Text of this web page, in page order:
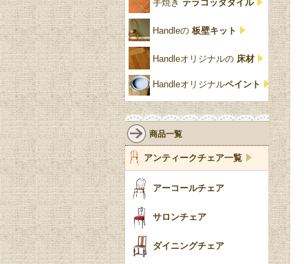
仏壇おしゃれ
靴箱収納
スリッパ収納
壁掛け家具
パーテーション・間
仕切り
ガーデンファニチャ
ミッドセンチュリー
アールデコ
黒・ブラック
パイクラスト
脚のモチーフ一覧
ターニングレッグ
バルボスレッグ
ボビンターニング
ツイスト
ジェニファーテイラー
チェスターフィールド
リリパットレーン
アングルポイズ
ウォーカー＆ホール
手焼き テラコッタタイル
Handleの 板壁キット
Handleオリジナルの 床材
Handleオリジナルペイント
商品一覧
アンティークチェア一覧
アーコールチェア
サロンチェア
ダイニングチェア